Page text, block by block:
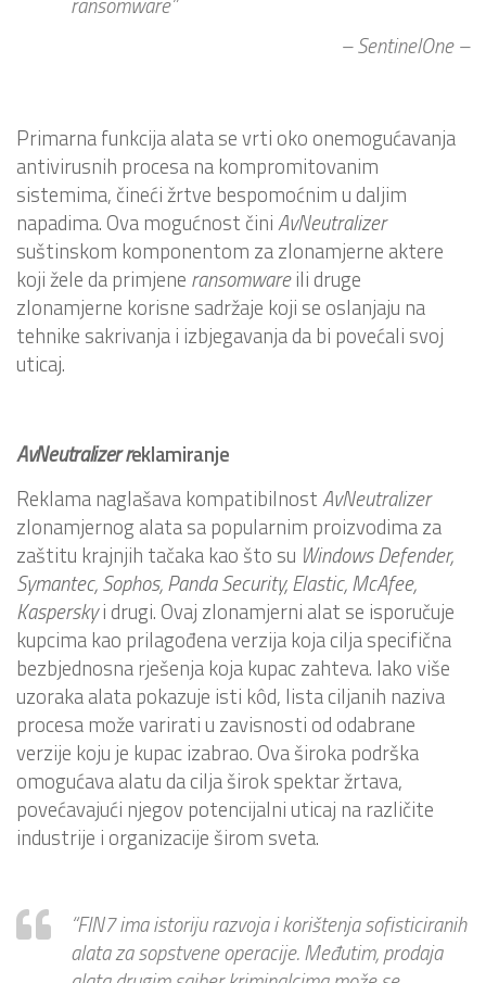
– SentinelOne –
Primarna funkcija alata se vrti oko onemogućavanja
antivirusnih procesa na kompromitovanim
sistemima, čineći žrtve bespomoćnim u daljim
napadima. Ova mogućnost činiAvNeutralizer
suštinskom komponentom za zlonamjerne aktere
koji žele da primjene ransomwareili druge
zlonamjerne korisne sadržaje koji se oslanjaju na
tehnike sakrivanja i izbjegavanja da bi povećali svoj
uticaj.
AvNeutralizer reklamiranje
Reklama naglašava kompatibilnostAvNeutralizer
zlonamjernog alata sa popularnim proizvodima za
zaštitu krajnjih tačaka kao što su Windows Defender,
Symantec, Sophos, Panda Security, Elastic, McAfee,
Kasperskyi drugi. Ovaj zlonamjerni alat se isporučuje
kupcima kao prilagođena verzija koja cilja specifična
bezbjednosna rješenja koja kupac zahteva. Iako više
uzoraka alata pokazuje isti kôd, lista ciljanih naziva
procesa može varirati u zavisnosti od odabrane
verzije koju je kupac izabrao. Ova široka podrška
omogućava alatu da cilja širok spektar žrtava,
povećavajući njegov potencijalni uticaj na različite
industrije i organizacije širom sveta.
“FIN7 ima istoriju razvoja i korištenja sofisticiranih
alata za sopstvene operacije. Međutim, prodaja